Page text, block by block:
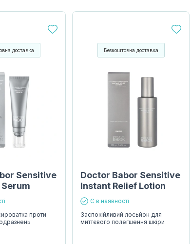
доставка
Sensitive
проти
Безкоштовна доставка
Doctor Babor Sensitive
Instant Relief Lotion
Є в наявності
Заспокійливий лосьйон для
миттєвого полегшення шкіри